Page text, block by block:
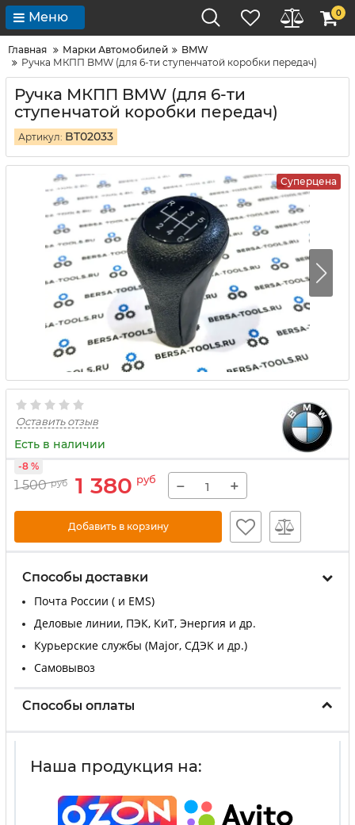
Меню 0
Главная Марки Автомобилей
BMW
Ручка МКПП BMW (для 6-ти ступенчатой коробки передач)
Ручка МКПП BMW (для 6-ти
ступенчатой коробки передач)
Артикул: BT02033
Суперцена
Оставить отзыв
Есть в наличии
1 500 руб 1 380 руб
-8 %
− +
Добавить в корзину
Способы доставки
Почта России ( и EMS)
Деловые линии, ПЭК, КиТ, Энергия и др.
Курьерские службы (Major, СДЭК и др.)
Самовывоз
Способы оплаты
Наша продукция на: